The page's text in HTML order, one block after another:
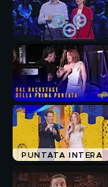
PUNTATA INTERA